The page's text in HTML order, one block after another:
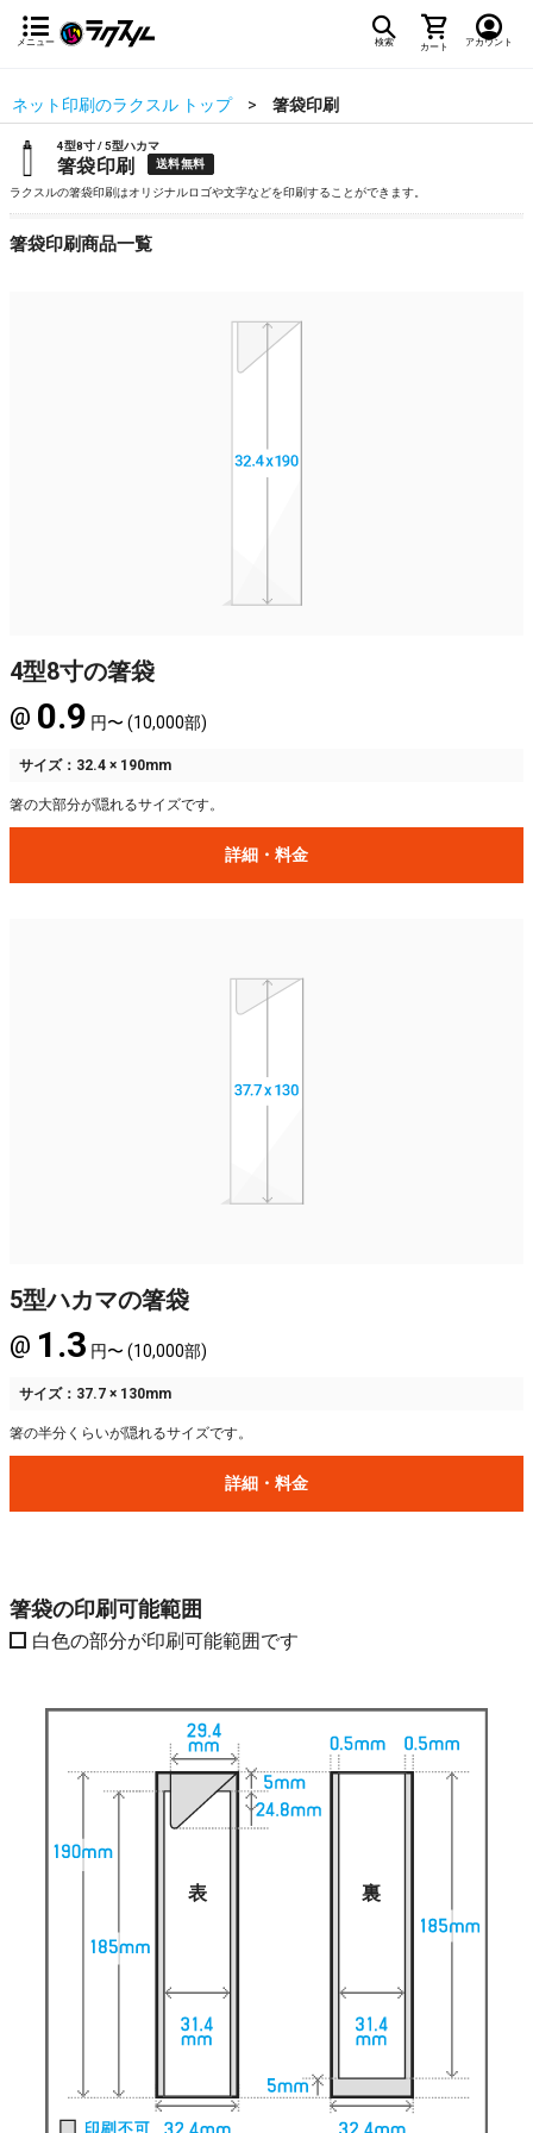
メニュー 検索 カート アカウント
ネット印刷のラクスル トップ 箸袋印刷
4型8寸 / 5型ハカマ
箸袋印刷 送料無料
ラクスルの箸袋印刷はオリジナルロゴや文字などを印刷することができます。
箸袋印刷商品一覧
4型8寸の箸袋
@ 0.9 円〜 (10,000部)
サイズ：32.4 × 190mm
箸の大部分が隠れるサイズです。
詳細・料金
5型ハカマの箸袋
@ 1.3 円〜 (10,000部)
サイズ：37.7 × 130mm
箸の半分くらいが隠れるサイズです。
詳細・料金
箸袋の印刷可能範囲
白色の部分が印刷可能範囲です